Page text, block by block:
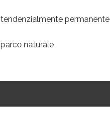
tendenzialmente permanente
parco naturale